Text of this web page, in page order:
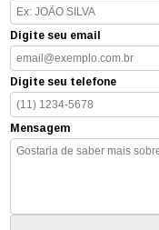
Digite seu email
Digite seu telefone
Mensagem